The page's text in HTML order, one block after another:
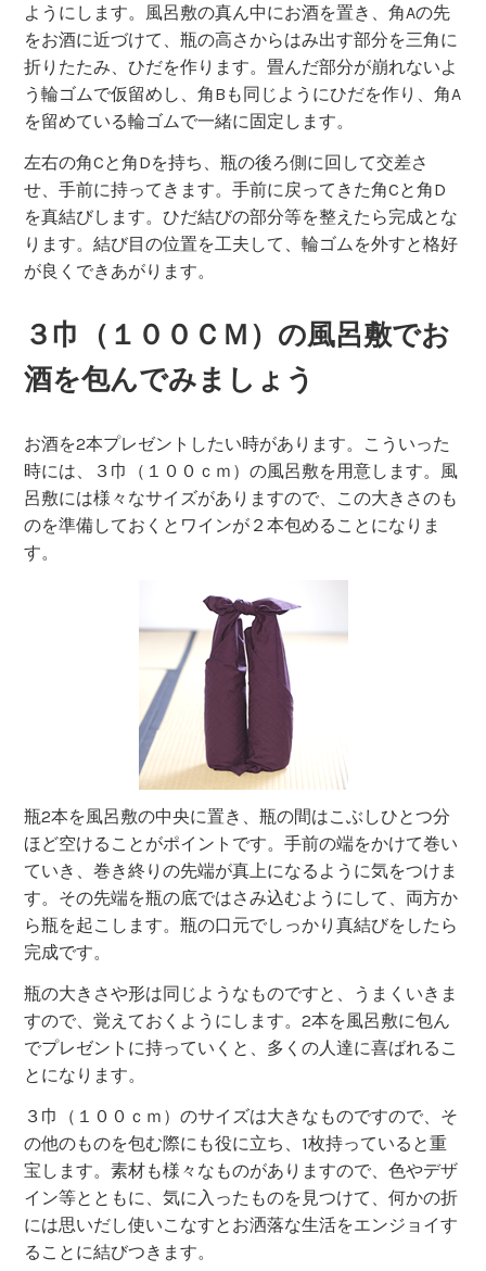
ようにします。風呂敷の真ん中にお酒を置き、角Aの先
をお酒に近づけて、瓶の高さからはみ出す部分を三角に
折りたたみ、ひだを作ります。畳んだ部分が崩れないよ
う輪ゴムで仮留めし、角Bも同じようにひだを作り、角A
を留めている輪ゴムで一緒に固定します。
左右の角Cと角Dを持ち、瓶の後ろ側に回して交差さ
せ、手前に持ってきます。手前に戻ってきた角Cと角D
を真結びします。ひだ結びの部分等を整えたら完成とな
ります。結び目の位置を工夫して、輪ゴムを外すと格好
が良くできあがります。
３巾（１００ＣＭ）の風呂敷でお
酒を包んでみましょう
お酒を2本プレゼントしたい時があります。こういった
時には、３巾（１００ｃｍ）の風呂敷を用意します。風
呂敷には様々なサイズがありますので、この大きさのも
のを準備しておくとワインが２本包めることになりま
す。
瓶2本を風呂敷の中央に置き、瓶の間はこぶしひとつ分
ほど空けることがポイントです。手前の端をかけて巻い
ていき、巻き終りの先端が真上になるように気をつけま
す。その先端を瓶の底ではさみ込むようにして、両方か
ら瓶を起こします。瓶の口元でしっかり真結びをしたら
完成です。
瓶の大きさや形は同じようなものですと、うまくいきま
すので、覚えておくようにします。2本を風呂敷に包ん
でプレゼントに持っていくと、多くの人達に喜ばれるこ
とになります。
３巾（１００ｃｍ）のサイズは大きなものですので、そ
の他のものを包む際にも役に立ち、1枚持っていると重
宝します。素材も様々なものがありますので、色やデザ
イン等とともに、気に入ったものを見つけて、何かの折
には思いだし使いこなすとお洒落な生活をエンジョイす
ることに結びつきます。